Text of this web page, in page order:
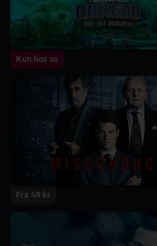
5.3
2 Sæsoner
Kun hos os
Fra 49 kr